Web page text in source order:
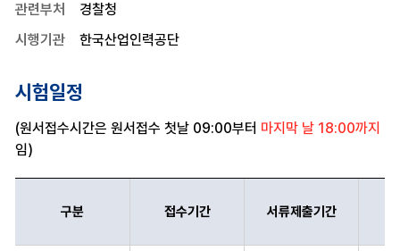
관련부처
경찰청
시행기관
한국산업인력공단
시험일정
(원서접수시간은 원서접수 첫날 09:00부터 마지막 날 18:00까지
임)
구분 접수기간 서류제출기간